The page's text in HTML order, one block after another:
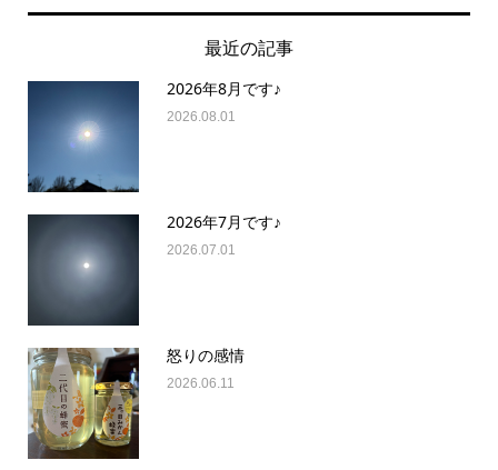
最近の記事
2026年8月です♪
2026.08.01
2026年7月です♪
2026.07.01
怒りの感情
2026.06.11